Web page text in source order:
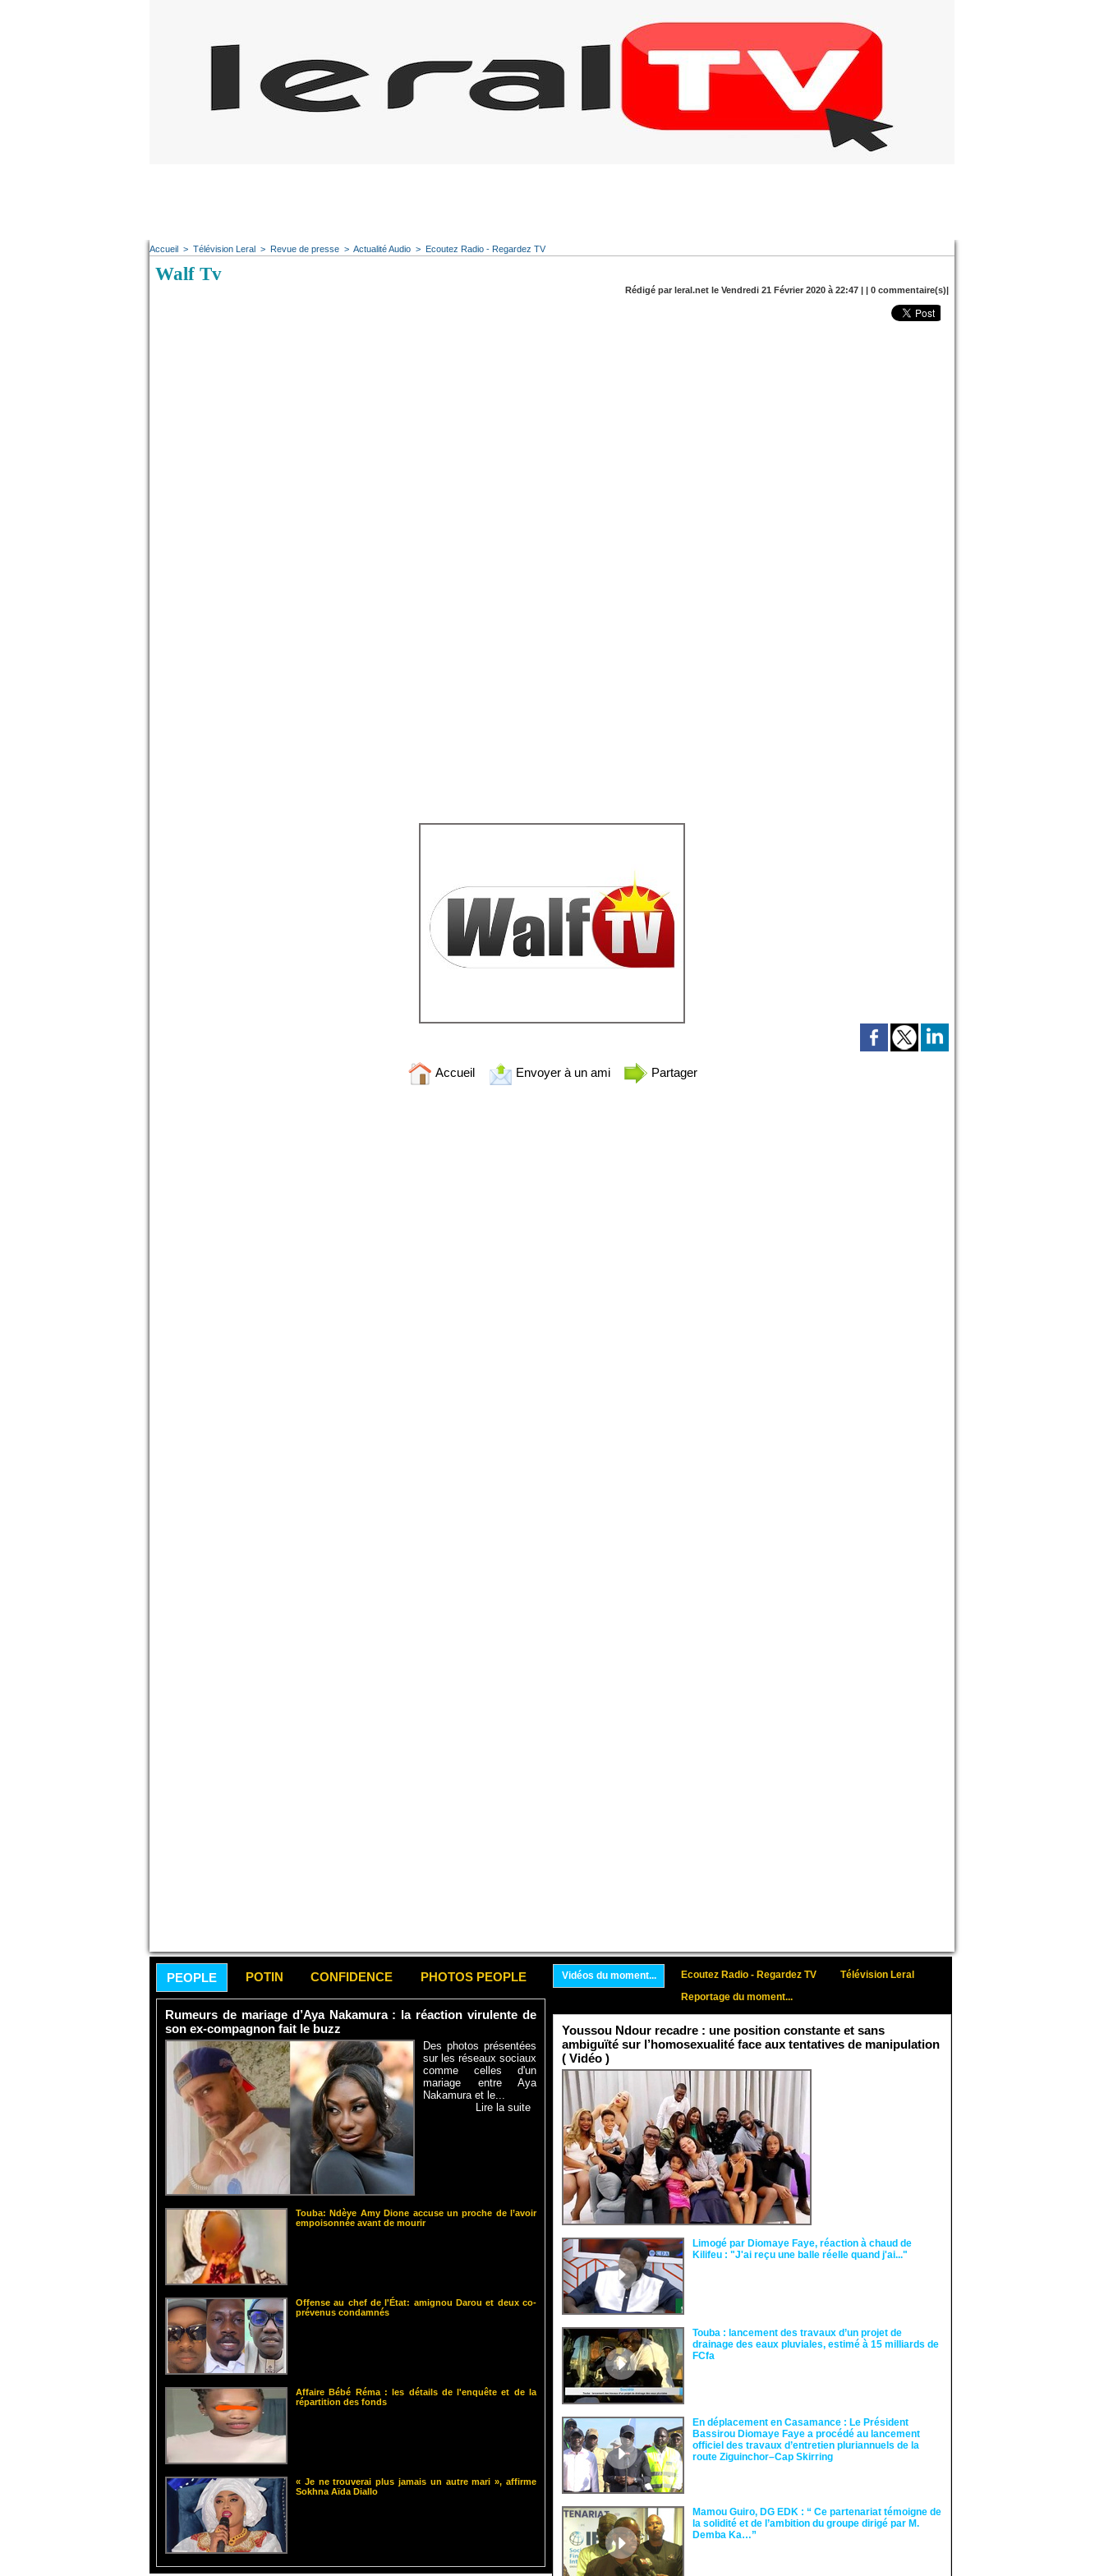
Accueil > Télévision Leral > Revue de presse > Actualité Audio > Ecoutez Radio - Regardez TV
Walf Tv
Rédigé par leral.net le Vendredi 21 Février 2020 à 22:47 | | 0 commentaire(s)|
Accueil Envoyer à un ami Partager
PEOPLE POTIN CONFIDENCE PHOTOS PEOPLE
Rumeurs de mariage d’Aya Nakamura : la réaction virulente de
son ex-compagnon fait le buzz
Des photos présentées
sur les réseaux sociaux
comme celles d'un
mariage entre Aya
Nakamura et le...
Lire la suite
Touba: Ndèye Amy Dione accuse un proche de l’avoir
empoisonnée avant de mourir
Offense au chef de l'État: amignou Darou et deux co-
prévenus condamnés
Affaire Bébé Réma : les détails de l'enquête et de la
répartition des fonds
« Je ne trouverai plus jamais un autre mari », affirme
Sokhna Aïda Diallo
Vidéos du moment... Ecoutez Radio - Regardez TV
Télévision Leral
Reportage du moment...
Youssou Ndour recadre : une position constante et sans
ambiguïté sur l’homosexualité face aux tentatives de manipulation
( Vidéo )
Limogé par Diomaye Faye, réaction à chaud de
Kilifeu : "J'ai reçu une balle réelle quand j'ai..."
Touba : lancement des travaux d’un projet de
drainage des eaux pluviales, estimé à 15 milliards de
FCfa ‎
En déplacement en Casamance : Le Président
Bassirou Diomaye Faye a procédé au lancement
officiel des travaux d’entretien pluriannuels de la
route Ziguinchor–Cap Skirring
Mamou Guiro, DG EDK : “ Ce partenariat témoigne de
la solidité et de l’ambition du groupe dirigé par M.
Demba Ka…”